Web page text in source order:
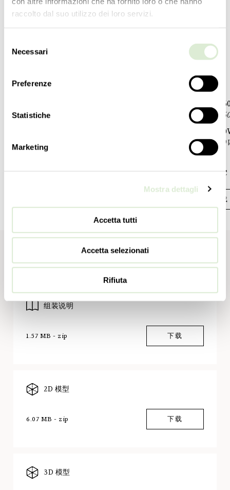
raccolto dal suo utilizzo dei loro servizi.
delNecessari
Preferenze
Statistiche
Marketing
Mostra dettagli
Accetta tutti
Accetta selezionati
Rifiuta
8 E12 x 60W - dimmable - not included
1 E12 x 40W - dimmable - not included
CCC - EAC - cULus
158lbs
1
电灯泡
12 E14 x
12 E12 x
1 E14 x
1 E12 x
UL - CCC
下载
下载
组装说明
1.57 MB - zip 下载
2D 模型
6.07 MB - zip 下载
3D 模型